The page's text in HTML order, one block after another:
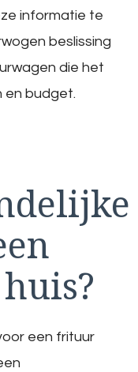
informatie te
beslissing
die het
en budget.
een frituur